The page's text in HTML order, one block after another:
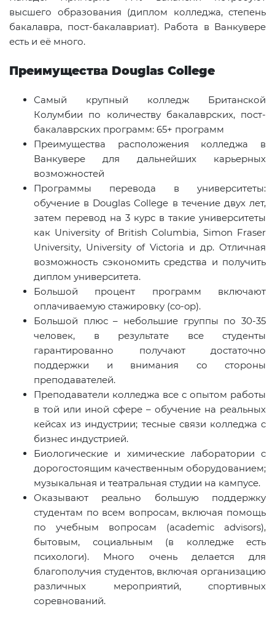
высшего образования (диплом колледжа, степень
бакалавра, пост-бакалавриат). Работа в Ванкувере
есть и её много.
Преимущества Douglas College
Самый крупный колледж Британской
Колумбии по количеству бакалаврских, пост-
бакалаврских программ: 65+ программ
Преимущества расположения колледжа в
Ванкувере для дальнейших карьерных
возможностей
Программы перевода в университеты:
обучение в Douglas College в течение двух лет,
затем перевод на 3 курс в такие университеты
как University of British Columbia, Simon Fraser
University, University of Victoria и др. Отличная
возможность сэкономить средства и получить
диплом университета.
Большой процент программ включают
оплачиваемую стажировку (co-op).
Большой плюс – небольшие группы по 30-35
человек, в результате все студенты
гарантированно получают достаточно
поддержки и внимания со стороны
преподавателей.
Преподаватели колледжа все с опытом работы
в той или иной сфере – обучение на реальных
кейсах из индустрии; тесные связи колледжа с
бизнес индустрией.
Биологические и химические лаборатории с
дорогостоящим качественным оборудованием;
музыкальная и театральная студии на кампусе.
Оказывают реально большую поддержку
студентам по всем вопросам, включая помощь
по учебным вопросам (academic advisors),
бытовым, социальным (в колледже есть
психологи). Много очень делается для
благополучия студентов, включая организацию
различных мероприятий, спортивных
соревнований.